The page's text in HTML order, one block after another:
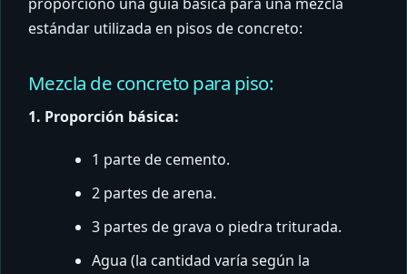
estándar utilizada en pisos de concreto:
Mezcla de concreto para piso:
1. Proporción básica:
1 parte de cemento.
2 partes de arena.
3 partes de grava o piedra triturada.
Agua (la cantidad varía según la